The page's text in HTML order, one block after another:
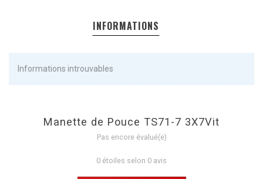
INFORMATIONS
Informations introuvables
Manette de Pouce TS71-7 3X7Vit
Pas encore évalué(e)
0 étoiles selon 0 avis